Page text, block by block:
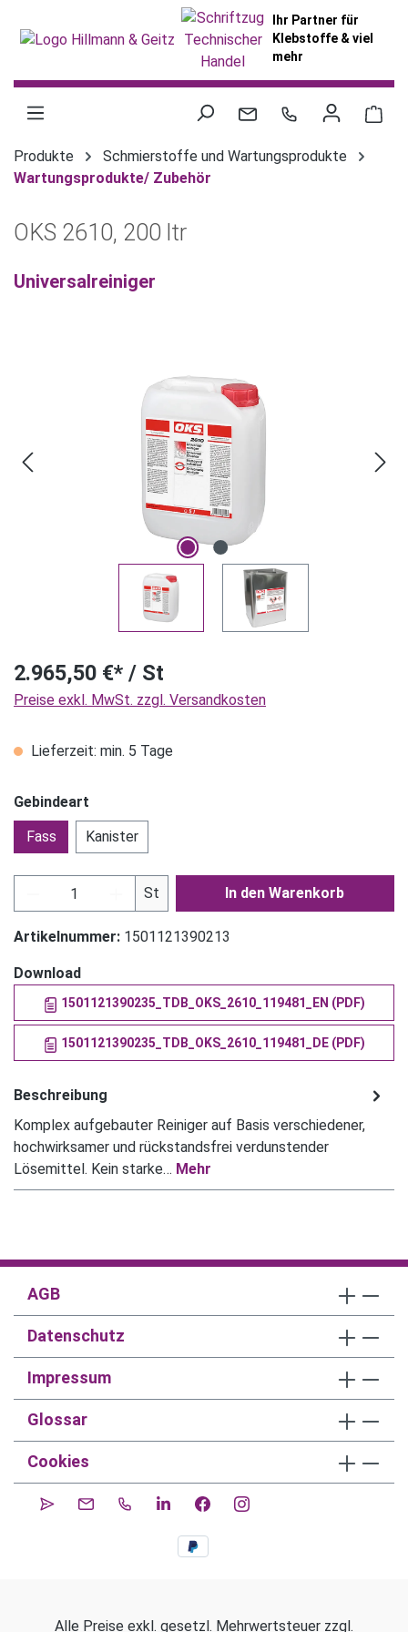
Ihr Partner für
Klebstoffe & viel
mehr
Produkte
Schmierstoffe und Wartungsprodukte
Wartungsprodukte/ Zubehör
OKS 2610, 200 ltr
Universalreiniger
2.965,50 €* / St
Preise exkl. MwSt. zzgl. Versandkosten
Lieferzeit: min. 5 Tage
Gebindeart
Fass
Kanister
Produkt Anzahl: Gib den gewünschten Wert
St In den Warenkorb
Artikelnummer: 1501121390213
Download
1501121390235_TDB_OKS_2610_119481_EN (PDF)
1501121390235_TDB_OKS_2610_119481_DE (PDF)
Beschreibung
Komplex aufgebauter Reiniger auf Basis verschiedener,
hochwirksamer und rückstandsfrei verdunstender
Lösemittel. Kein starke… Mehr
AGB
Datenschutz
Impressum
Glossar
Cookies
Alle Preise exkl. gesetzl. Mehrwertsteuer zzgl.